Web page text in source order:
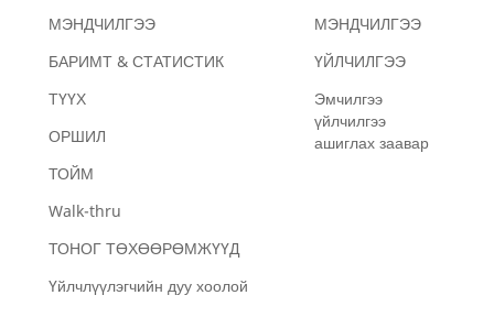
МЭНДЧИЛГЭЭ
БАРИМТ & СТАТИСТИК
ТҮҮХ
ОРШИЛ
ТОЙМ
Walk-thru
ТОНОГ ТӨХӨӨРӨМЖҮҮД
Үйлчлүүлэгчийн дуу хоолой
МЭНДЧИЛГЭЭ
ҮЙЛЧИЛГЭЭ
Эмчилгээ
үйлчилгээ
ашиглах заавар